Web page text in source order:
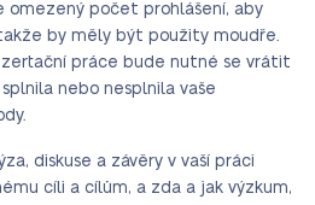
počet prohlášení, aby
by měly být použity moudře.
práce bude nutné se vrátit
nebo nesplnila vaše
diskuse a závěry v vaší práci
cíli a cílům, a zda a jak výzkum,